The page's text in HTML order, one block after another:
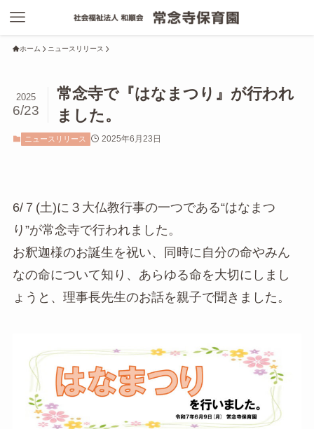
ホーム ニュースリリース
常念寺で『はなまつり』が行われ
ました。
2025
6/23
ニュースリリース 2025年6月23日
6/７(土)に３大仏教行事の一つである“はなまつ
り”が常念寺で行われました。
お釈迦様のお誕生を祝い、同時に自分の命やみん
なの命について知り、あらゆる命を大切にしまし
ょうと、理事長先生のお話を親子で聞きました。